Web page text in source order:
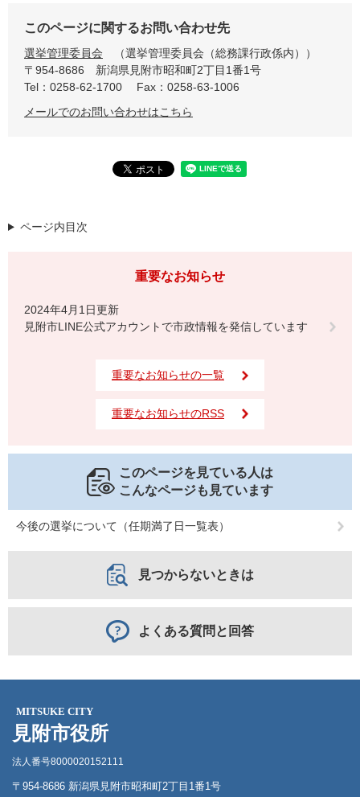
このページに関するお問い合わせ先
選挙管理委員会
選挙管理委員会（総務課行政係内）
〒954-8686
新潟県見附市昭和町2丁目1番1号
Tel：0258-62-1700
Fax：0258-63-1006
メールでのお問い合わせはこちら
ページ内目次
重要なお知らせ
2024年4月1日更新
見附市LINE公式アカウントで市政情報を発信しています
重要なお知らせの一覧
重要なお知らせのRSS
このページを見ている人は
こんなページも見ています
今後の選挙について（任期満了日一覧表）
見つからないときは
よくある質問と回答
MITSUKE CITY
見附市役所
法人番号8000020152111
〒954-8686 新潟県見附市昭和町2丁目1番1号